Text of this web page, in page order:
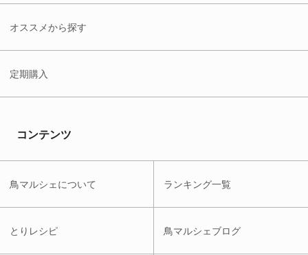
オススメから探す
定期購入
コンテンツ
鳥マルシェについて ランキング一覧
とりレシピ 鳥マルシェブログ